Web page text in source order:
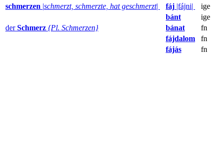
schmerzen |schmerzt, schmerzte, hat geschmerzt| fáj |fájni|
ige
bánt
ige
derSchmerz {Pl. Schmerzen} bánat
fn
fájdalom
fn
fájás
fn